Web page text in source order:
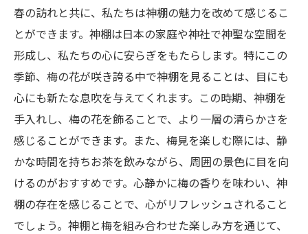
この春、神棚と梅を通じて心のリフレッシュ
を！
春の訪れと共に、私たちは神棚の魅力を改めて感じるこ
とができます。神棚は日本の家庭や神社で神聖な空間を
形成し、私たちの心に安らぎをもたらします。特にこの
季節、梅の花が咲き誇る中で神棚を見ることは、目にも
心にも新たな息吹を与えてくれます。この時期、神棚を
手入れし、梅の花を飾ることで、より一層の清らかさを
感じることができます。また、梅見を楽しむ際には、静
かな時間を持ちお茶を飲みながら、周囲の景色に目を向
けるのがおすすめです。心静かに梅の香りを味わい、神
棚の存在を感じることで、心がリフレッシュされること
でしょう。神棚と梅を組み合わせた楽しみ方を通じて、